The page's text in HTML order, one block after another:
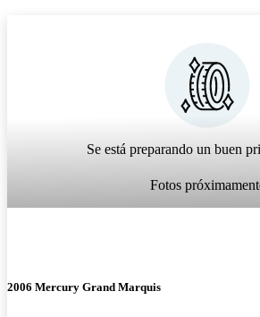
Se está preparando un buen
Fotos
2006 Mercury Grand Marquis